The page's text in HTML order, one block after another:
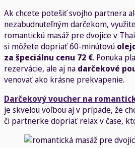
Ak chcete potešiť svojho partnera
nezabudnuteľným darčekom,
romantickú masáž pre dvojice v
si môžete dopriať 60-minútovú
za špeciálnu cenu 72 €. Ponuka
rezervácie, ale aj na darčekové
venovať ako krásne prekvapenie.
Darčekový voucher na
je skvelou voľbou aj v prípade, že
či partnerke dopriať relax v čase,